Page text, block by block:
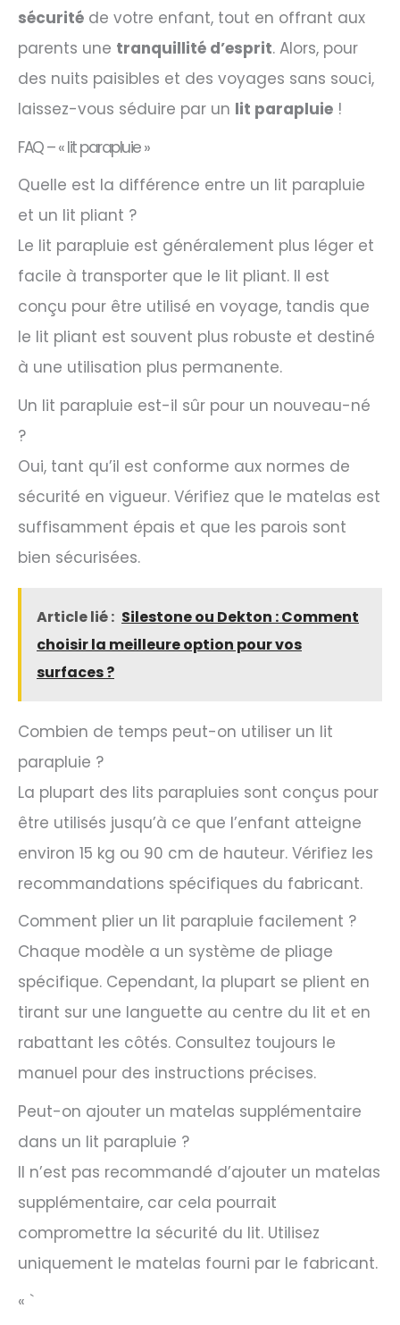
sécurité de votre enfant, tout en offrant aux
parents une tranquillité d’esprit. Alors, pour
des nuits paisibles et des voyages sans souci,
laissez-vous séduire par un lit parapluie !
FAQ – « lit parapluie »
Quelle est la différence entre un lit parapluie
et un lit pliant ?
Le lit parapluie est généralement plus léger et
facile à transporter que le lit pliant. Il est
conçu pour être utilisé en voyage, tandis que
le lit pliant est souvent plus robuste et destiné
à une utilisation plus permanente.
Un lit parapluie est-il sûr pour un nouveau-né
?
Oui, tant qu’il est conforme aux normes de
sécurité en vigueur. Vérifiez que le matelas est
suffisamment épais et que les parois sont
bien sécurisées.
Article lié : Silestone ou Dekton : Comment
choisir la meilleure option pour vos
surfaces ?
Combien de temps peut-on utiliser un lit
parapluie ?
La plupart des lits parapluies sont conçus pour
être utilisés jusqu’à ce que l’enfant atteigne
environ 15 kg ou 90 cm de hauteur. Vérifiez les
recommandations spécifiques du fabricant.
Comment plier un lit parapluie facilement ?
Chaque modèle a un système de pliage
spécifique. Cependant, la plupart se plient en
tirant sur une languette au centre du lit et en
rabattant les côtés. Consultez toujours le
manuel pour des instructions précises.
Peut-on ajouter un matelas supplémentaire
dans un lit parapluie ?
Il n’est pas recommandé d’ajouter un matelas
supplémentaire, car cela pourrait
compromettre la sécurité du lit. Utilisez
uniquement le matelas fourni par le fabricant.
« `